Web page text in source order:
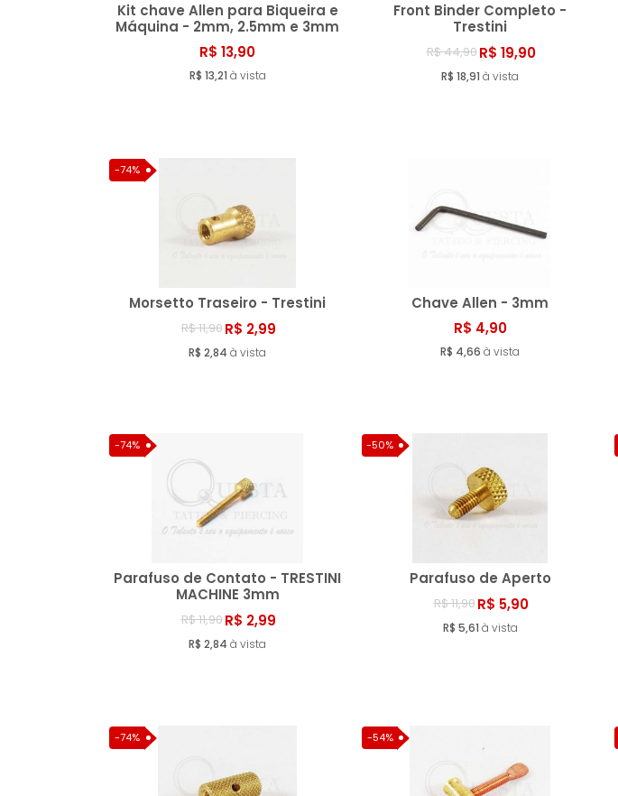
Kit chave Allen para Biqueira e
Máquina - 2mm, 2.5mm e 3mm
R$ 13,90
R$ 13,21 à vista
Comprar
Front Binder Completo -
Trestini
R$ 44,90R$ 19,90
R$ 18,91 à vista
Comprar
-74%
Morsetto Traseiro - Trestini
R$ 11,90R$ 2,99
R$ 2,84 à vista
Comprar
Chave Allen - 3mm
R$ 4,90
R$ 4,66 à vista
Comprar
-74%
Parafuso de Contato - TRESTINI
MACHINE 3mm
R$ 11,90R$ 2,99
R$ 2,84 à vista
Comprar
-50%
Parafuso de Aperto
R$ 11,90R$ 5,90
R$ 5,61 à vista
Comprar
-74% -54%